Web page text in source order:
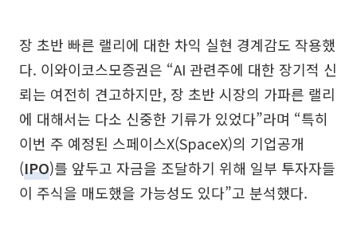
장 초반 빠른 랠리에 대한 차익 실현 경계감도 작용했
다. 이와이코스모증권은 “AI 관련주에 대한 장기적 신
뢰는 여전히 견고하지만, 장 초반 시장의 가파른 랠리
에 대해서는 다소 신중한 기류가 있었다”라며 “특히
이번 주 예정된 스페이스X(SpaceX)의 기업공개
(IPO)를 앞두고 자금을 조달하기 위해 일부 투자자들
이 주식을 매도했을 가능성도 있다”고 분석했다.